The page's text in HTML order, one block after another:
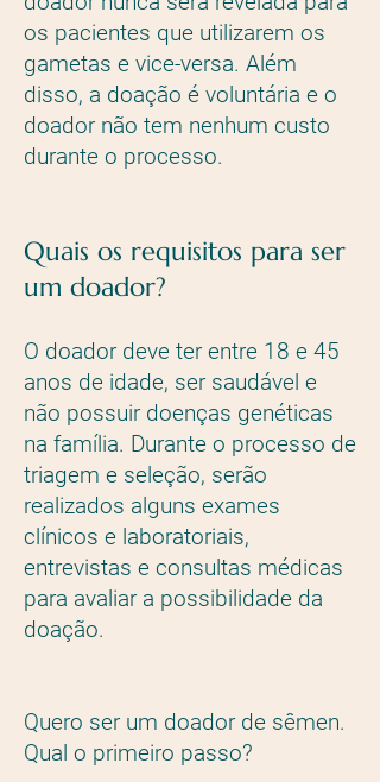
os pacientes que utilizarem os
gametas e vice-versa. Além
disso, a doação é voluntária e o
doador não tem nenhum custo
durante o processo.
Quais os requisitos para ser
um doador?
O doador deve ter entre 18 e 45
anos de idade, ser saudável e
não possuir doenças genéticas
na família. Durante o processo de
triagem e seleção, serão
realizados alguns exames
clínicos e laboratoriais,
entrevistas e consultas médicas
para avaliar a possibilidade da
doação.
Quero ser um doador de sêmen.
Qual o primeiro passo?